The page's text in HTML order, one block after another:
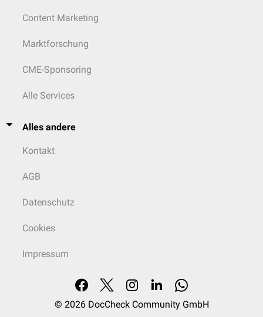
Content Marketing
Marktforschung
CME-Sponsoring
Alle Services
Alles andere
Kontakt
AGB
Datenschutz
Cookies
Impressum
© 2026 DocCheck Community GmbH